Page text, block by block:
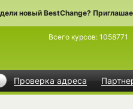
новый BestChange?
Проверка адреса
Всего курсов: 1058771